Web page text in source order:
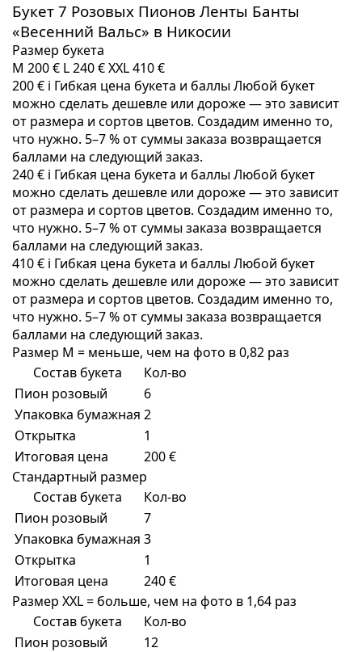
Букет 7 Розовых Пионов Ленты Банты
«Весенний Вальс» в Никосии
Размер букета
M 200 € L240 €XXL410 €
200 € i Гибкая цена букета и баллыЛюбой букет
можно сделать дешевле или дороже — это зависит
от размера и сортов цветов. Создадим именно то,
что нужно. 5–7 % от суммы заказа возвращается
баллами на следующий заказ.
240 € i Гибкая цена букета и баллыЛюбой букет
можно сделать дешевле или дороже — это зависит
от размера и сортов цветов. Создадим именно то,
что нужно. 5–7 % от суммы заказа возвращается
баллами на следующий заказ.
410 € i Гибкая цена букета и баллыЛюбой букет
можно сделать дешевле или дороже — это зависит
от размера и сортов цветов. Создадим именно то,
что нужно. 5–7 % от суммы заказа возвращается
баллами на следующий заказ.
Размер M = меньше, чем на фото в 0,82 раз
Состав букета
Кол-во
Пион розовый
6
Упаковка бумажная 2
Открытка
1
Итоговая цена
200 €
Стандартный размер
Состав букета
Кол-во
Пион розовый
7
Упаковка бумажная 3
Открытка
1
Итоговая цена
240 €
Размер XXL = больше, чем на фото в 1,64 раз
Состав букета
Кол-во
Пион розовый
12